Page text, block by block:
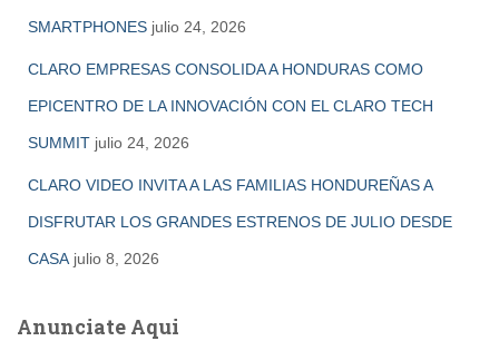
SMARTPHONES julio 24, 2026
CLARO EMPRESAS CONSOLIDA A HONDURAS COMO
EPICENTRO DE LA INNOVACIÓN CON EL CLARO TECH
SUMMIT julio 24, 2026
CLARO VIDEO INVITA A LAS FAMILIAS HONDUREÑAS A
DISFRUTAR LOS GRANDES ESTRENOS DE JULIO DESDE
CASA julio 8, 2026
Anunciate Aqui